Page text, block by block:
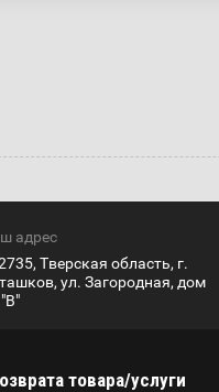
адрес
Тверская область, г.
ул. Загородная, дом
товара/услуги